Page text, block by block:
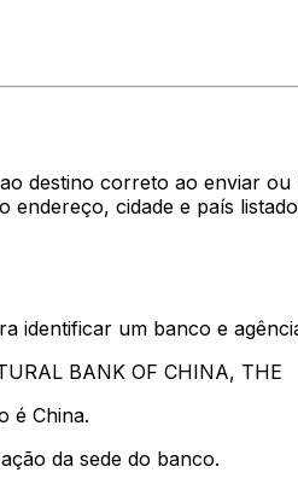
destino correto ao enviar
cidade e país
identificar um banco e
BANK OF CHINA, THE
é China.
da sede do banco.